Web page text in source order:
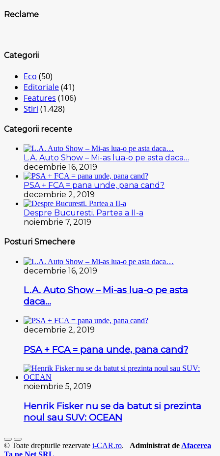
Reclame
Categorii
Eco (50)
Editoriale(41)
Features (106)
Stiri (1.428)
Categorii recente
L.A. Auto Show – Mi-as lua-o pe asta daca…
decembrie 16, 2019
PSA + FCA = pana unde, pana cand?
decembrie 2, 2019
Despre Bucuresti. Partea a II-a
noiembrie 7, 2019
Posturi Smechere
decembrie 16, 2019
L.A. Auto Show – Mi-as lua-o pe asta
daca…
decembrie 2, 2019
PSA + FCA = pana unde, pana cand?
noiembrie 5, 2019
Henrik Fisker nu se da batut si prezinta
noul sau SUV: OCEAN
© Toate drepturile rezervate i-CAR.ro. Administrat de Afacerea
Ta pe Net SRL